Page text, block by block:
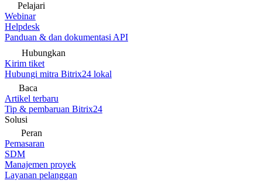
Pelajari
Webinar
Helpdesk
Panduan & dan dokumentasi API
Hubungkan
Kirim tiket
Hubungi mitra Bitrix24 lokal
Baca
Artikel terbaru
Tip & pembaruan Bitrix24
Solusi
Peran
Pemasaran
SDM
Manajemen proyek
Layanan pelanggan